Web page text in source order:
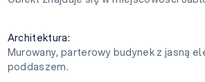
Architektura:
Murowany, parterowy budynek z jasną
poddaszem.